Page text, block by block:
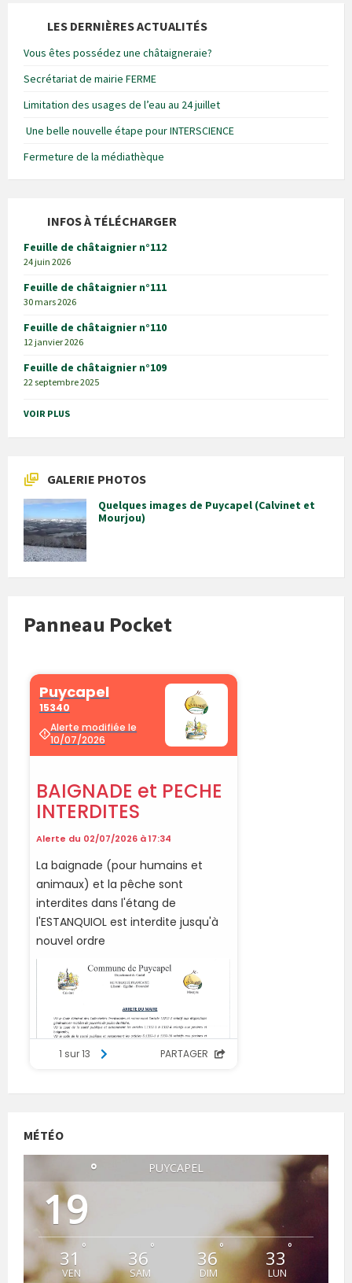
LES DERNIÈRES ACTUALITÉS
Vous êtes possédez une châtaigneraie?
Secrétariat de mairie FERME
Limitation des usages de l’eau au 24 juillet
Une belle nouvelle étape pour INTERSCIENCE
Fermeture de la médiathèque
INFOS À TÉLÉCHARGER
Feuille de châtaignier n°112
24 juin 2026
Feuille de châtaignier n°111
30 mars 2026
Feuille de châtaignier n°110
12 janvier 2026
Feuille de châtaignier n°109
22 septembre 2025
VOIR PLUS
GALERIE PHOTOS
Quelques images de Puycapel (Calvinet et
Mourjou)
Panneau Pocket
MÉTÉO
PUYCAPEL
19
°
31 °
VEN
36 °
SAM
36°
DIM
33 °
LUN